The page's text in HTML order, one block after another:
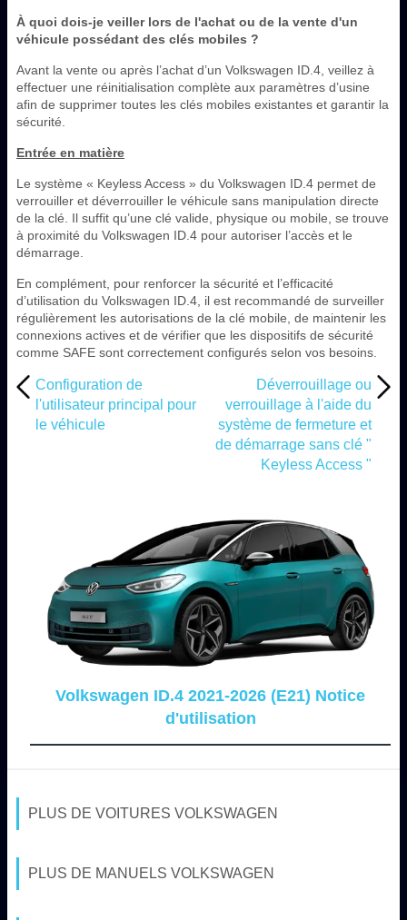
À quoi dois-je veiller lors de l'achat ou de la vente d'un
véhicule possédant des clés mobiles ?
Avant la vente ou après l’achat d’un Volkswagen ID.4, veillez à
effectuer une réinitialisation complète aux paramètres d’usine
afin de supprimer toutes les clés mobiles existantes et garantir la
sécurité.
Entrée en matière
Le système « Keyless Access » du Volkswagen ID.4 permet de
verrouiller et déverrouiller le véhicule sans manipulation directe
de la clé. Il suffit qu’une clé valide, physique ou mobile, se trouve
à proximité du Volkswagen ID.4 pour autoriser l’accès et le
démarrage.
En complément, pour renforcer la sécurité et l’efficacité
d’utilisation du Volkswagen ID.4, il est recommandé de surveiller
régulièrement les autorisations de la clé mobile, de maintenir les
connexions actives et de vérifier que les dispositifs de sécurité
comme SAFE sont correctement configurés selon vos besoins.
Configuration de
l'utilisateur principal pour
le véhicule
Déverrouillage ou
verrouillage à l'aide du
système de fermeture et
de démarrage sans clé "
Keyless Access "
Volkswagen ID.4 2021-2026 (E21) Notice
d'utilisation
PLUS DE VOITURES VOLKSWAGEN
PLUS DE MANUELS VOLKSWAGEN